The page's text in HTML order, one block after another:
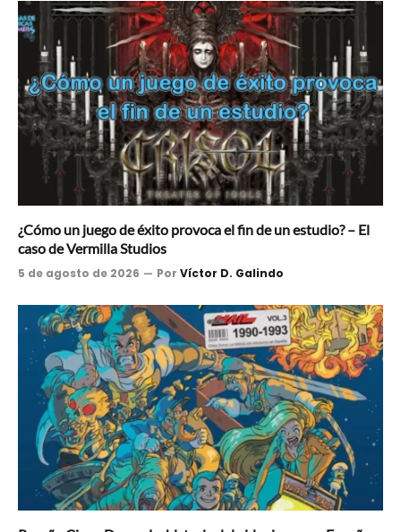
¿Cómo un juego de éxito provoca el fin de un estudio? – El
caso de Vermilla Studios
5 de agosto de 2026 Por Víctor D. Galindo